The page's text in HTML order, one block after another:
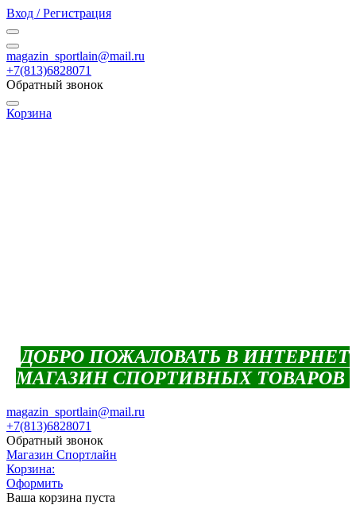
Вход / Регистрация
magazin_sportlain@mail.ru
+7(813)6828071
Обратный звонок
Корзина
ДОБРО ПОЖАЛОВАТЬ В ИНТЕРНЕТ
МАГАЗИН СПОРТИВНЫХ ТОВАРОВ
magazin_sportlain@mail.ru
+7(813)6828071
Обратный звонок
Магазин Спортлайн
Корзина:
Оформить
Ваша корзина пуста